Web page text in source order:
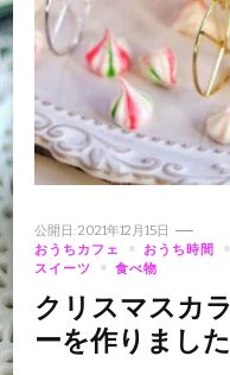
公開日:2021年12月15日
おうちカフェ
おうち時間
スイーツ
食べ物
クリスマスカ
ーを作りました